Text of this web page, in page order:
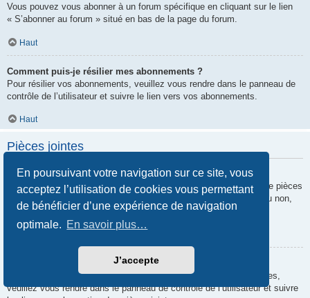
En poursuivant votre navigation sur ce site, vous
acceptez l’utilisation de cookies vous permettant
de bénéficier d’une expérience de navigation
optimale. En savoir plus…
J’accepte
Vous pouvez vous abonner à un forum spécifique en cliquant sur le lien
« S’abonner au forum » situé en bas de la page du forum.
Haut
Comment puis-je résilier mes abonnements ?
Pour résilier vos abonnements, veuillez vous rendre dans le panneau de
contrôle de l’utilisateur et suivre le lien vers vos abonnements.
Haut
Pièces jointes
Quelles pièces jointes sont autorisées sur ce forum ?
Chaque administrateur peut autoriser ou interdire certains types de pièces
jointes. Si vous n’êtes pas certain de savoir ce qui est autorisé ou non,
nous vous invitons à contacter un administrateur du forum.
Comment puis-je retrouver toutes mes pièces jointes ?
Pour retrouver la liste des pièces jointes que vous avez transférées,
veuillez vous rendre dans le panneau de contrôle de l’utilisateur et suivre